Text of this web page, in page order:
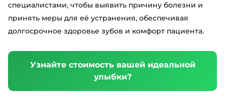
специалистами, чтобы выявить причину болезни и
принять меры для её устранения, обеспечивая
долгосрочное здоровье зубов и комфорт пациента.
Узнайте стоимость вашей идеальной
улыбки?